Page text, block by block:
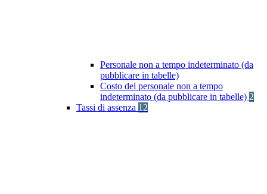
Personale non a tempo indeterminato (da
pubblicare in tabelle)
Costo del personale non a tempo
indeterminato (da pubblicare in tabelle) 2
Tassi di assenza 12